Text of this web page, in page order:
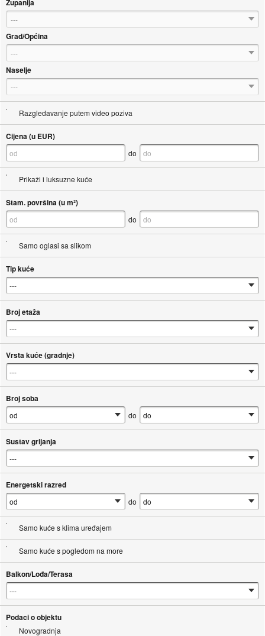
Županija
---
Grad/Općina
---
Naselje
---
Razgledavanje putem video poziva
Cijena (u EUR)
do
Prikaži i luksuzne kuće
Stam. površina (u m²)
do
Samo oglasi sa slikom
Tip kuće
Broj etaža
Vrsta kuće (gradnje)
Broj soba
do
Sustav grijanja
Energetski razred
do
Samo kuće s klima uređajem
Samo kuće s pogledom na more
Balkon/Lođa/Terasa
Podaci o objektu
Novogradnja